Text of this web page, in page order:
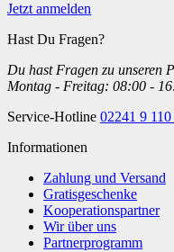
Jetzt anmelden
Hast Du Fragen?
Du hast Fragen zu unseren
Montag - Freitag: 08:00 -
Service-Hotline 02241 9
Informationen
Zahlung und Versand
Gratisgeschenke
Kooperationspartner
Wir über uns
Partnerprogramm